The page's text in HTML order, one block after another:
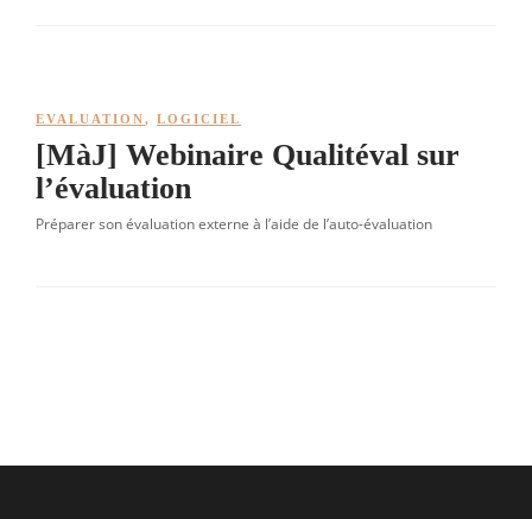
EVALUATION, LOGICIEL
[MàJ] Webinaire Qualitéval sur
l’évaluation
Préparer son évaluation externe à l’aide de l’auto-évaluation